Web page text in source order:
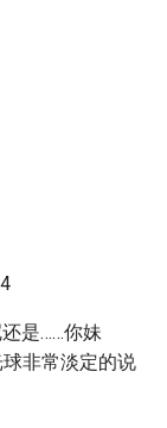
是……你妹
非常淡定的说